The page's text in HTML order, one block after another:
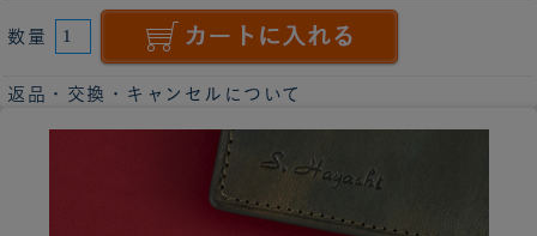
数量
返品・交換・キャンセルについて